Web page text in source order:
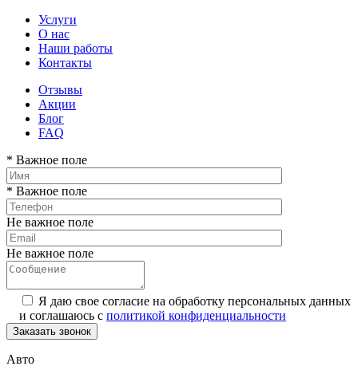
Услуги
О нас
Наши работы
Контакты
Отзывы
Акции
Блог
FAQ
* Важное поле
* Важное поле
Не важное поле
Не важное поле
Я даю свое согласие на обработку персональных данных
и соглашаюсь с политикой конфиденциальности
Авто